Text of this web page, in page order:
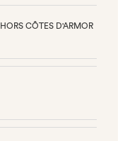
CÔTES D'ARMOR